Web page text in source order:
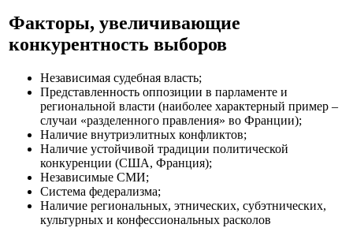
Факторы, увеличивающие
конкурентность выборов
Независимая судебная власть;
Представленность оппозиции в парламенте и
региональной власти (наиболее характерный пример –
случаи «разделенного правления» во Франции);
Наличие внутриэлитных конфликтов;
Наличие устойчивой традиции политической
конкуренции (США, Франция);
Независимые СМИ;
Система федерализма;
Наличие региональных, этнических, субэтнических,
культурных и конфессиональных расколов